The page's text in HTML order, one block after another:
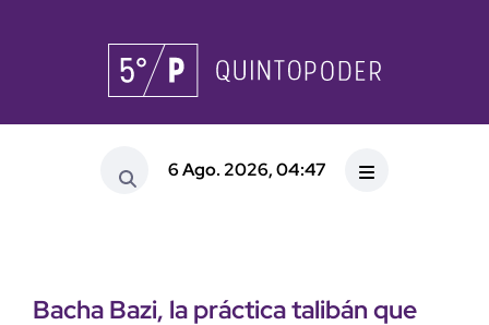
6 Ago. 2026, 04:47
Bacha Bazi, la práctica talibán que